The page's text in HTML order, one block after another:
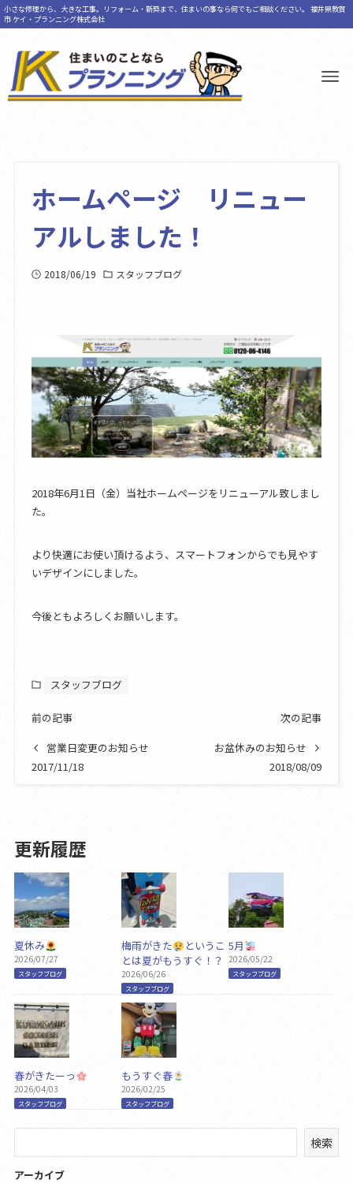
小さな修理から、大きな工事。リフォーム・新築まで、住まいの事なら何でもご相談ください。 福井県敦賀
市 ケイ・プランニング株式会社
ホームページ リニュー
アルしました！
2018/06/19 スタッフブログ
2018年6月1日（金）当社ホームページをリニューアル致しまし
た。
より快適にお使い頂けるよう、スマートフォンからでも見やす
いデザインにしました。
今後ともよろしくお願いします。
スタッフブログ
前の記事
営業日変更のお知らせ
2017/11/18
次の記事
お盆休みのお知らせ
2018/08/09
更新履歴
夏休み
2026/07/27
スタッフブログ
梅雨がきた
というこ
とは夏がもうすぐ！？
2026/06/26
スタッフブログ
5月
2026/05/22
スタッフブログ
春がきたーっ
2026/04/03
スタッフブログ
もうすぐ春
2026/02/25
スタッフブログ
索
検索
アーカイブ